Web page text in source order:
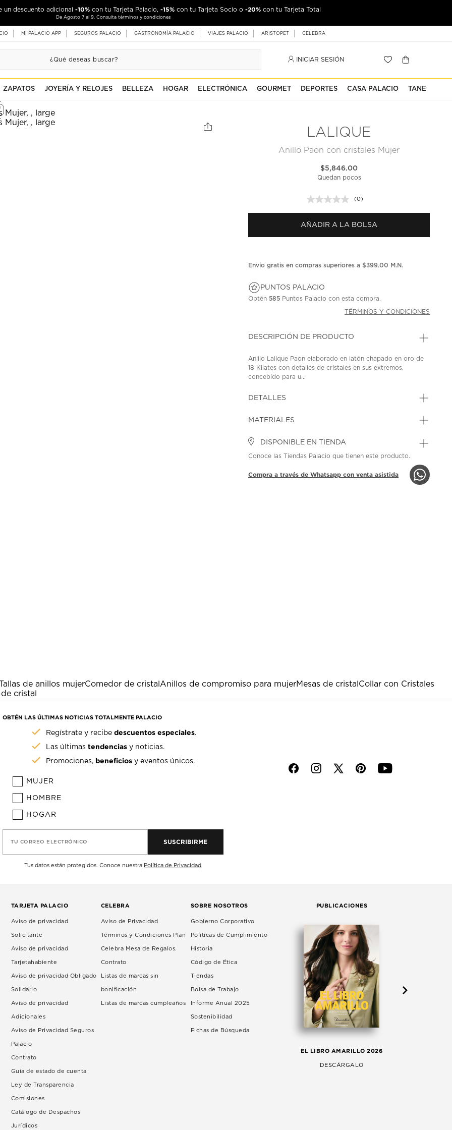
un descuento adicional -10% con tu Tarjeta Palacio, -15% con tu Tarjeta Socio o -20% con tu Tarjeta Total
De Agosto 7 al 9. Consulta términos y condiciones
MI PALACIO APP SEGUROS PALACIO GASTRONOMÍA PALACIO VIAJES PALACIO ARISTOPET CELEBRA
INICIAR SESIÓN
ZAPATOS JOYERÍA Y RELOJES BELLEZA HOGAR ELECTRÓNICA GOURMET DEPORTES CASA PALACIO TANE
LALIQUE
Anillo Paon con cristales Mujer
$5,846.00
Quedan pocos
Sin
puntuación.
en
la
(0)
AÑADIR A LA BOLSA
Envío gratis en compras superiores a $399.00 M.N.
PUNTOS PALACIO
Obtén585 Puntos Palacio con esta compra.
TÉRMINOS Y CONDICIONES
DESCRIPCIÓN DE PRODUCTO
Anillo Lalique Paon elaborado en latón chapado en oro de
18 Kilates con detalles de cristales en sus extremos,
concebido para u...
DETALLES
MATERIALES
DISPONIBLE EN TIENDA
Conoce las Tiendas Palacio que tienen este producto.
Compra a través de Whatsapp con venta asistida
Tallas de anillos mujerComedor de cristal Anillos de compromiso para mujerMesas de cristal Collar con Cristales
cristal
OBTÉN LAS ÚLTIMAS NOTICIAS TOTALMENTE PALACIO
Regístrate y recibedescuentos especiales.
Las últimastendencias y noticias.
Promociones, beneficios y eventos únicos.
MUJER
HOMBRE
HOGAR
TU CORREO ELECTRÓNICO SUSCRIBIRME
Tus datos están protegidos. Conoce nuestra Política de Privacidad
f i p y
TARJETA PALACIO
Aviso de privacidad
Solicitante
Aviso de privacidad
Tarjetahabiente
Aviso de privacidad Obligado
Solidario
Aviso de privacidad
Adicionales
Aviso de Privacidad Seguros
Palacio
Contrato
Guía de estado de cuenta
Ley de Transparencia
Comisiones
Catálogo de Despachos
Jurídicos
CELEBRA
Aviso de Privacidad
Términos y Condiciones Plan
Celebra Mesa de Regalos.
Contrato
Listas de marcas sin
bonificación
Listas de marcas cumpleaños
SOBRE NOSOTROS
Gobierno Corporativo
Políticas de Cumplimiento
Historia
Código de Ética
Tiendas
Bolsa de Trabajo
Informe Anual 2025
Sostenibilidad
Fichas de Búsqueda
PUBLICACIONES
EL LIBRO AMARILLO 2026
DESCÁRGALO